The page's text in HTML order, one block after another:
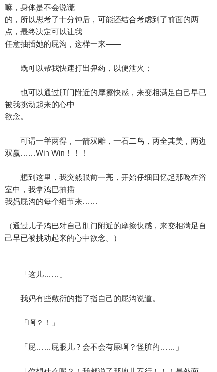
嘛，身体是不会说谎
的，所以思考了十分钟后，可能还结合考虑到了前面的两
点，最终决定可以让我
任意抽插她的屁沟，这样一来——
既可以帮我快速打出弹药，以便泄火；
也可以通过肛门附近的摩擦快感，来变相满足自己早已
被我挑动起来的心中
欲念。
可谓一举两得，一箭双雕，一石二鸟，两全其美，两边
双赢……Win Win！！！
想到这里，我突然眼前一亮，开始仔细回忆起那晚在浴
室中，我拿鸡巴抽插
我妈屁沟的每个细节来……
（通过儿子鸡巴对自己肛门附近的摩擦快感，来变相满足自
己早已被挑动起来的心中欲念。）
「这儿……」
我妈有些敷衍的指了指自己的屁沟说道。
「啊？！」
「屁……屁眼儿？会不会有屎啊？怪脏的……」